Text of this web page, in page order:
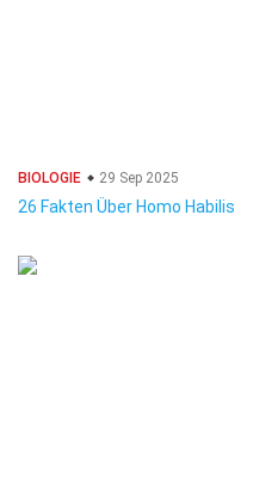
BIOLOGIE 29 Sep 2025
26 Fakten Über Homo Habilis